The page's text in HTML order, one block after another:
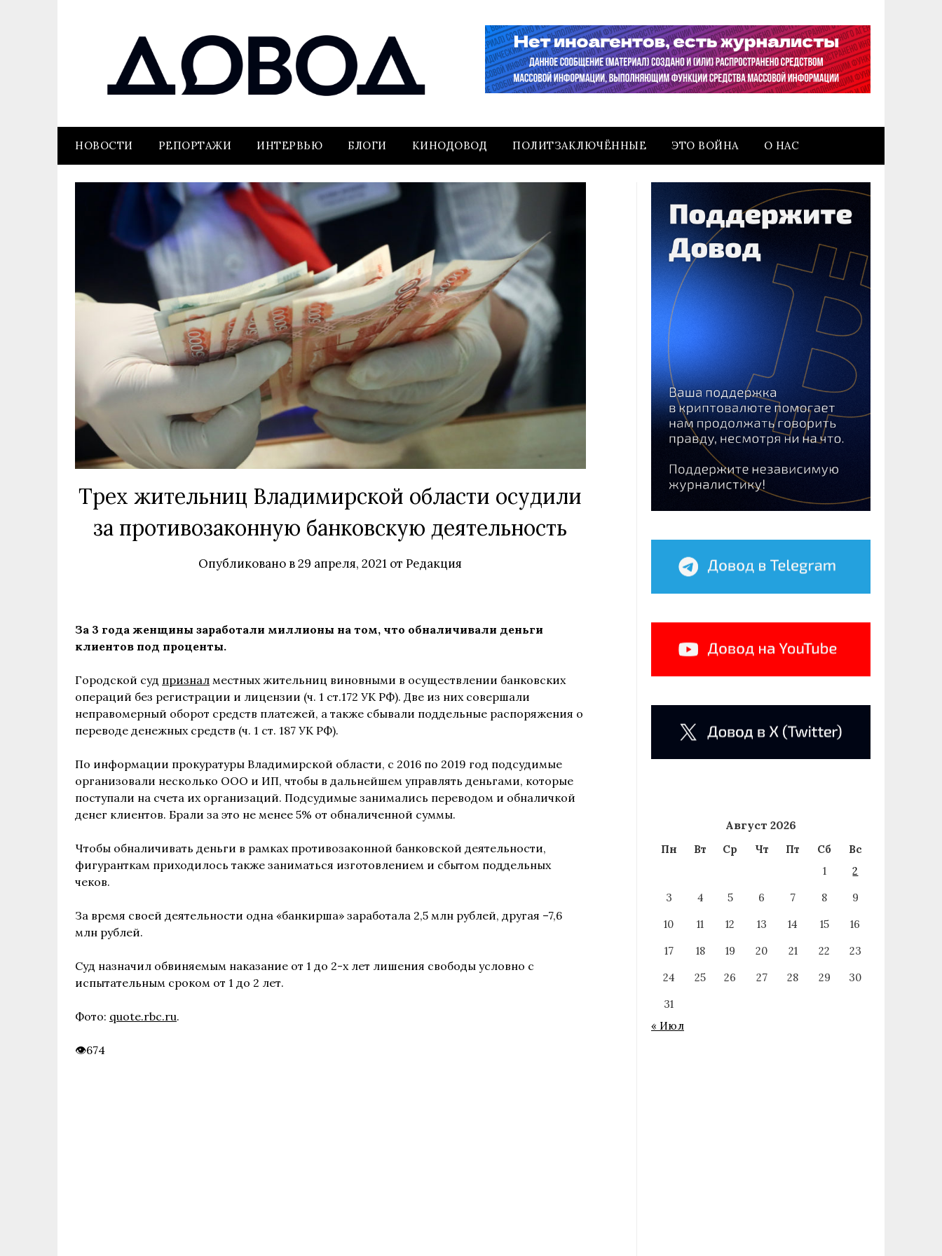
НОВОСТИ РЕПОРТАЖИ ИНТЕРВЬЮ БЛОГИ КИНОДОВОД ПОЛИТЗАКЛЮЧЁННЫЕ ЭТО ВОЙНА О НАС
Трех жительниц Владимирской области осудили
за противозаконную банковскую деятельность
Опубликовано в29 апреля, 2021 отРедакция
За 3 года женщины заработали миллионы на том, что обналичивали деньги
клиентов под проценты.
Городской суд признал местных жительниц виновными в осуществлении банковских
операций без регистрации и лицензии (ч. 1 ст.172 УК РФ). Две из них совершали
неправомерный оборот средств платежей, а также сбывали поддельные распоряжения о
переводе денежных средств (ч. 1 ст. 187 УК РФ).
По информации прокуратуры Владимирской области, с 2016 по 2019 год подсудимые
организовали несколько ООО и ИП, чтобы в дальнейшем управлять деньгами, которые
поступали на счета их организаций. Подсудимые занимались переводом и обналичкой
денег клиентов. Брали за это не менее 5% от обналиченной суммы.
Чтобы обналичивать деньги в рамках противозаконной банковской деятельности,
фигуранткам приходилось также заниматься изготовлением и сбытом поддельных
чеков.
За время своей деятельности одна «банкирша» заработала 2,5 млн рублей, другая –7,6
млн рублей.
Суд назначил обвиняемым наказание от 1 до 2-х лет лишения свободы условно с
испытательным сроком от 1 до 2 лет.
Фото: quote.rbc.ru.
674
Август 2026
Пн Вт Ср Чт Пт Сб
Вс
1
2
3
4 5 6 7 8
9
10
11 12 13 14 15
16
17
18 19 20 21 22
23
24
25 26 27 28 29
30
31
« Июл